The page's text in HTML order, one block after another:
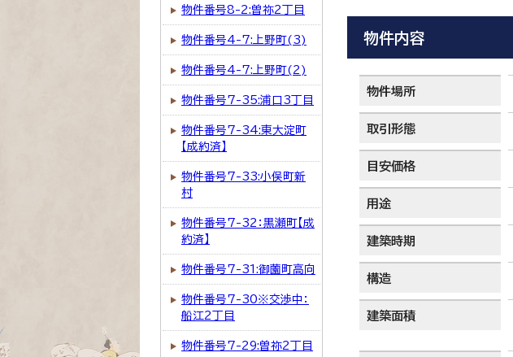
物件内容
物件場所
取引形態
目安価格
用途
建築時期
構造
建築面積
物件番号8-2:曽祢2丁目
物件番号4-7:上野町(3)
物件番号4-7:上野町(2)
物件番号7-35:浦口3丁目
物件番号7-34:東大淀町
【成約済】
物件番号7-33:小俣町新
村
物件番号7-32：黒瀬町【成
約済】
物件番号7-31:御薗町高向
物件番号7-30※交渉中：
船江2丁目
物件番号7-29:曽祢2丁目